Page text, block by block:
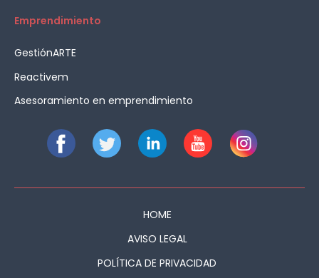
Emprendimiento
GestiónARTE
Reactivem
Asesoramiento en emprendimiento
HOME
AVISO LEGAL
POLÍTICA DE PRIVACIDAD